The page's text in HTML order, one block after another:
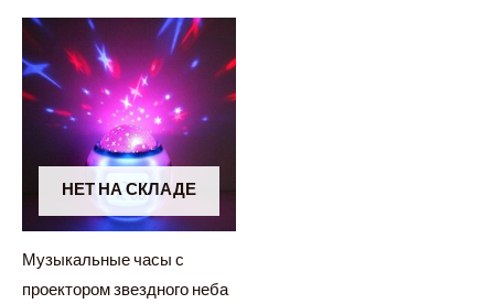
НЕТ НА СКЛАДЕ
Музыкальные часы с
проектором звездного неба